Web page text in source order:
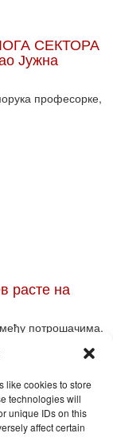
like cookies to store
technologies will
unique IDs on this
affect certain
СЕКТОРА
Јужна
професорке,
расте на
потрошачима.
Toggle